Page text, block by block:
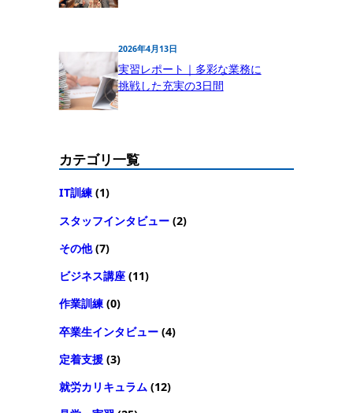
2026年4月13日
実習レポート｜多彩な業務に
挑戦した充実の3日間
カテゴリ一覧
IT訓練(1)
スタッフインタビュー (2)
その他(7)
ビジネス講座 (11)
作業訓練(0)
卒業生インタビュー (4)
定着支援 (3)
就労カリキュラム (12)